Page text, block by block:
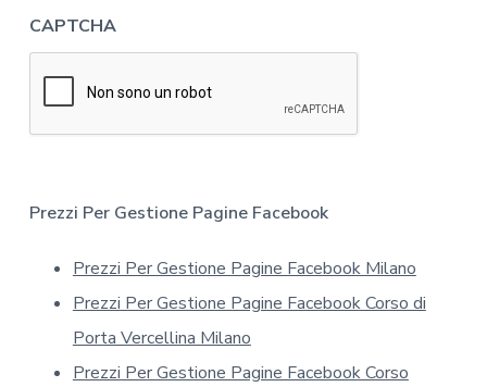
f
o
t
a
c
y
*
CAPTCHA
Prezzi Per Gestione Pagine Facebook
Prezzi Per Gestione Pagine Facebook Milano
Prezzi Per Gestione Pagine Facebook Corso di
Porta Vercellina Milano
Prezzi Per Gestione Pagine Facebook Corso